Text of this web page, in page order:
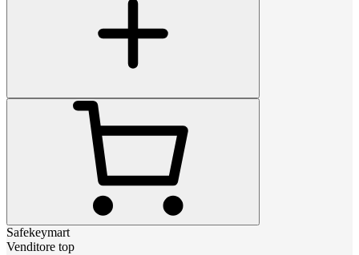
Safekeymart
Venditore top